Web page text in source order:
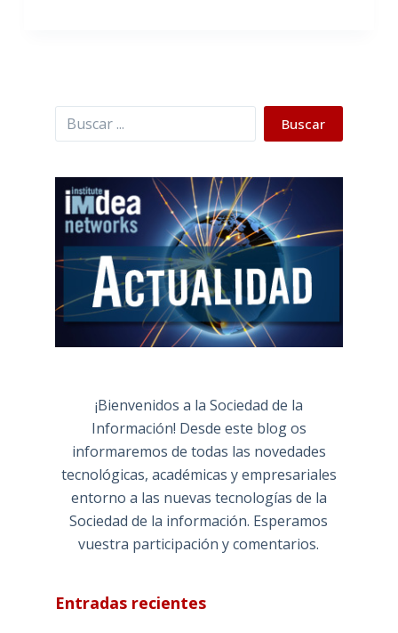
Buscar Buscar
¡Bienvenidos a la Sociedad de la
Información! Desde este blog os
informaremos de todas las novedades
tecnológicas, académicas y empresariales
entorno a las nuevas tecnologías de la
Sociedad de la información. Esperamos
vuestra participación y comentarios.
Entradas recientes